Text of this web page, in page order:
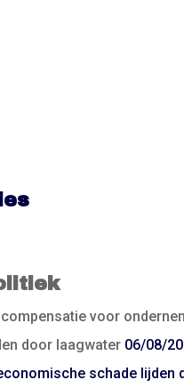
voor
door laagwater 06/08/
schade lijden